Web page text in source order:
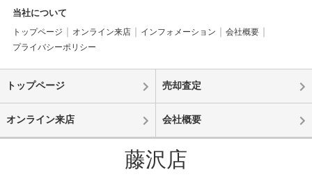
当社について
トップページ オンライン来店 インフォメーション
会社概要
プライバシーポリシー
トップページ 売却査定
オンライン来店 会社概要
藤沢店